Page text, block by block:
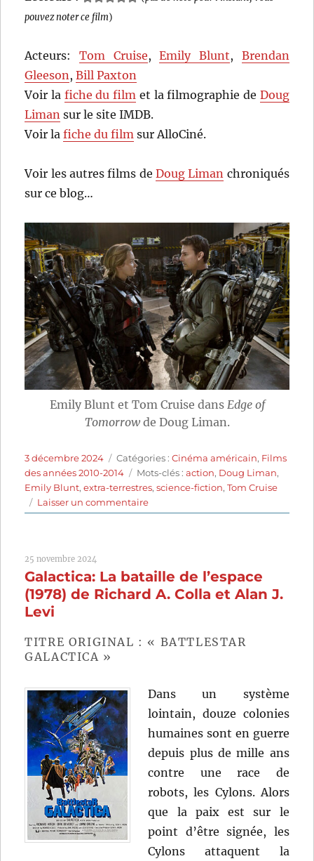
pouvez noter ce film)
Acteurs: Tom Cruise,Emily Blunt, Brendan
Gleeson ,Bill Paxton
Voir la fiche du film et la filmographie de Doug
Liman sur le site IMDB.
Voir lafiche du film sur AlloCiné.
Voir les autres films deDoug Liman chroniqués
sur ce blog…
Emily Blunt et Tom Cruise dans Edge of
Tomorrowde Doug Liman.
Publié
le
3 décembre 2024 Catégories
Catégories :Cinéma américain, Films
des années 2010-2014
Étiquettes
Mots-clés :action, Doug Liman,
Emily Blunt,extra-terrestres,science-fiction,Tom Cruise
Laisser un commentairesur
Edge
de
Doug
25 novembre 2024
Galactica: La bataille de l’espace
(1978) de Richard A. Colla et Alan J.
Levi
TITRE ORIGINAL : « BATTLESTAR
GALACTICA »
Dans un système
lointain, douze colonies
humaines sont en guerre
depuis plus de mille ans
contre une race de
robots, les Cylons. Alors
que la paix est sur le
point d’être signée, les
Cylons attaquent la